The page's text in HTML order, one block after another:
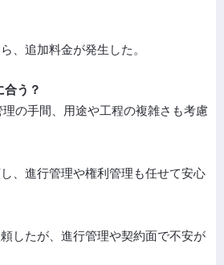
、追加料金が発生した。
合う？
の手間、用途や工程の複雑さも考慮
、進行管理や権利管理も任せて安心
したが、進行管理や契約面で不安が